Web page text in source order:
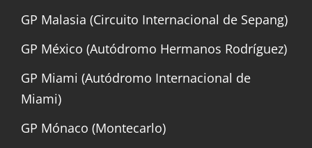
GP Malasia (Circuito Internacional de Sepang)
GP México (Autódromo Hermanos Rodríguez)
GP Miami (Autódromo Internacional de
Miami)
GP Mónaco (Montecarlo)